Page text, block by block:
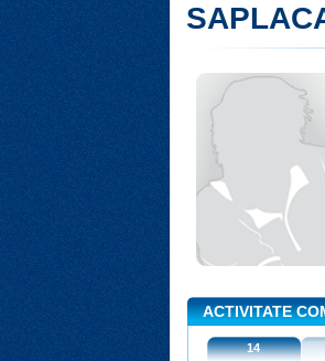
ACTIVITATE
14